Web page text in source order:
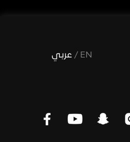
EN
/ عربي